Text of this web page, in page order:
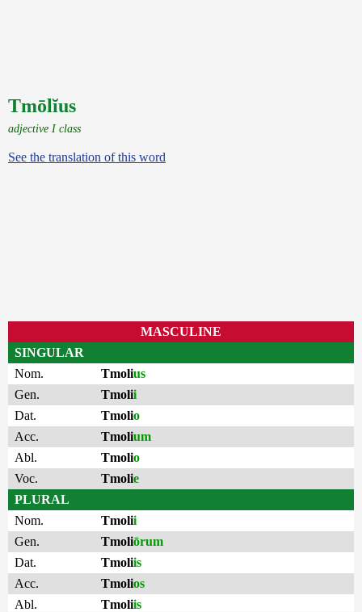
Tmōlĭus
adjective I class
See the translation of this word
MASCULINE
SINGULAR
Nom.
Tmolius
Gen.
Tmolii
Dat.
Tmolio
Acc.
Tmolium
Abl.
Tmolio
Voc.
Tmolie
PLURAL
Nom.
Tmolii
Gen.
Tmoliōrum
Dat.
Tmoliis
Acc.
Tmolios
Abl.
Tmoliis